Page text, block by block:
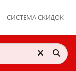
СИСТЕМА СКИДОК